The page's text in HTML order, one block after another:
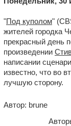
"Под куполом"
жителей городка
прекрасный день
произведении
написании
известно, что во
лучшую сторону.
Автор: brune